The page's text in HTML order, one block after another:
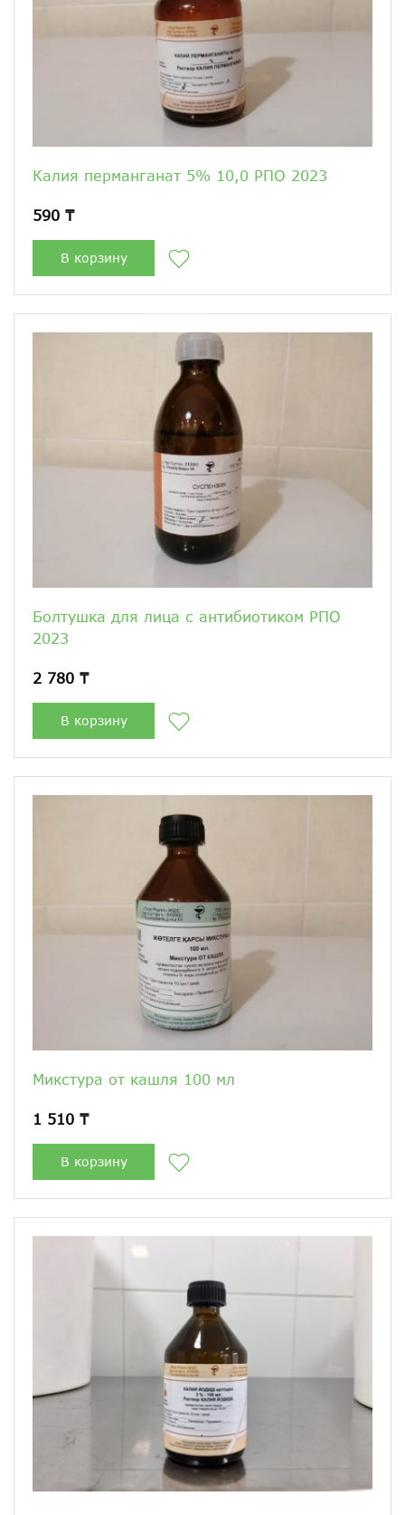
Калия перманганат 5% 10,0 РПО 2023
590 ₸
В корзину
Болтушка для лица с антибиотиком РПО
2023
2 780 ₸
В корзину
Микстура от кашля 100 мл
1 510 ₸
В корзину